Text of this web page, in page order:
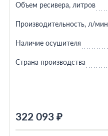
322 093 ₽
Объем ресивера, литров
Производительность, л/мин
Наличие осушителя
Страна производства